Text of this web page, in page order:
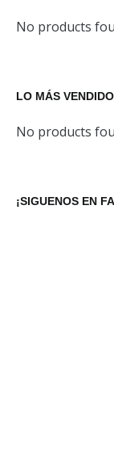
No products
LO MÁS
No products
¡SIGUENOS EN